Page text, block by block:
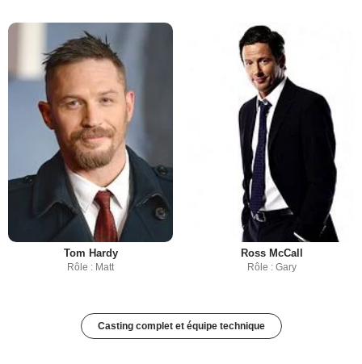
Tom Hardy
Rôle : Matt
Ross McCall
Rôle : Gary
Casting complet et équipe technique